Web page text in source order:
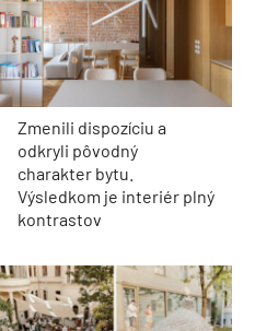
Zmenili dispozíciu a
odkryli pôvodný
charakter bytu.
Výsledkom je interiér plný
kontrastov